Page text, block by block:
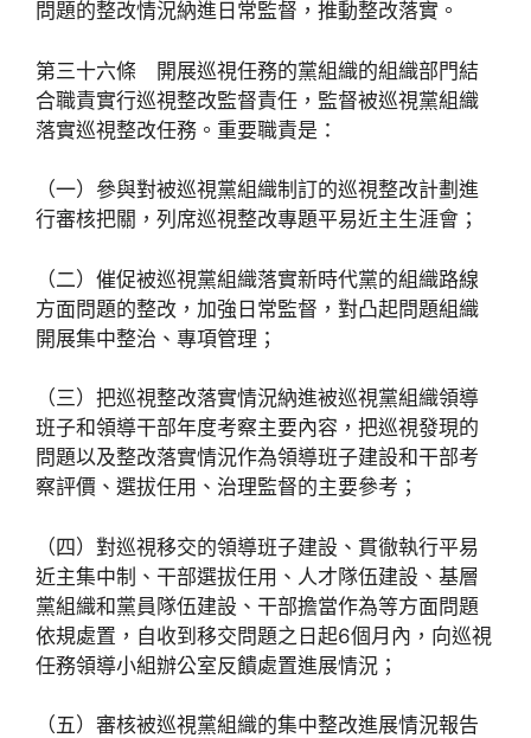
問題的整改情況納進日常監督，推動整改落實。
第三十六條 開展巡視任務的黨組織的組織部門結
合職責實行巡視整改監督責任，監督被巡視黨組織
落實巡視整改任務。重要職責是：
（一）參與對被巡視黨組織制訂的巡視整改計劃進
行審核把關，列席巡視整改專題平易近主生涯會；
（二）催促被巡視黨組織落實新時代黨的組織路線
方面問題的整改，加強日常監督，對凸起問題組織
開展集中整治、專項管理；
（三）把巡視整改落實情況納進被巡視黨組織領導
班子和領導干部年度考察主要內容，把巡視發現的
問題以及整改落實情況作為領導班子建設和干部考
察評價、選拔任用、治理監督的主要參考；
（四）對巡視移交的領導班子建設、貫徹執行平易
近主集中制、干部選拔任用、人才隊伍建設、基層
黨組織和黨員隊伍建設、干部擔當作為等方面問題
依規處置，自收到移交問題之日起6個月內，向巡視
任務領導小組辦公室反饋處置進展情況；
（五）審核被巡視黨組織的集中整改進展情況報告